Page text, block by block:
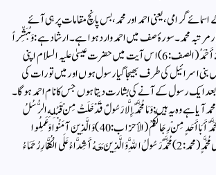
گرامی، یعنی احمد اور محمد، بس پانچ مقامات پر ہی آئے
مرتبہ محمد۔ سورۂ صف میں احمد وارد ہوا ہے۔ ارشاد ہے:وَمُبَشِّراً
بِرَسُولٍ يَأْتِي مِنْ بَعْدِي اسْمُهُ أَحْمَدُ (الصف:6)اس آیت میں حضرت عیسیٰ علیہ السلام اپنی
بنی اسرائیل کی طرف بھیجا گیا رسول ہوں اور میں تورات کی
ایک رسول کے آنے کی بشارت دیتا ہوں جس کا نام احمد ہوگا۔
آیا ہے وہ یہ ہیں:وَمَا مُحَمَّدٌ إِلَّا رَسُولٌ قَدْ خَلَتْ مِنْ قَبْلِهِ الرُّسُلُ
(آل عمران:144)مَا كَانَ مُحَمَّدٌ أَبَا أَحَدٍ مِنْ رِجَالِكُمْ (الأحزاب:40)وَالَّذِينَ آمَنُوا وَعَمِلُوا
الصَّالِحَاتِ وَآمَنُوا بِمَا نُزِّلَ عَلَى مُحَمَّدٍ (محمد:2)مُحَمَّدٌ رَسُولُ اللَّهِ وَالَّذِينَ مَعَهُ أَشِدَّاءُ عَلَى الْكُفَّارِ رُحَمَاءُ